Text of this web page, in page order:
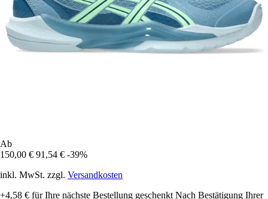
Ab
150,00 € 91,54 € -39%
inkl. MwSt. zzgl. Versandkosten
+4,58 € für Ihre nächste Bestellung geschenkt Nach Bestätigung Ihrer